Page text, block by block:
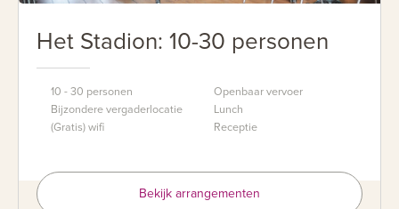
Het Stadion: 10-30 personen
10 - 30 personen
Bijzondere vergaderlocatie
(Gratis) wifi
Openbaar vervoer
Lunch
Receptie
Bekijk arrangementen